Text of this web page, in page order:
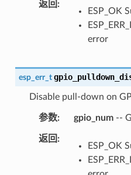
返回
ESP_OK
error
esp_err_t
Disable pull-down on
参数 gpio_num--
返回
ESP_OK